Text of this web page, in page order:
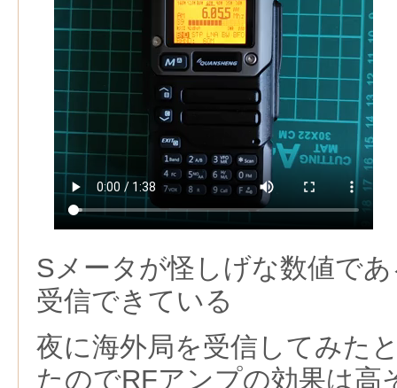
Sメータが怪しげな数値で
受信できている
夜に海外局を受信してみた
たのでRFアンプの効果は高